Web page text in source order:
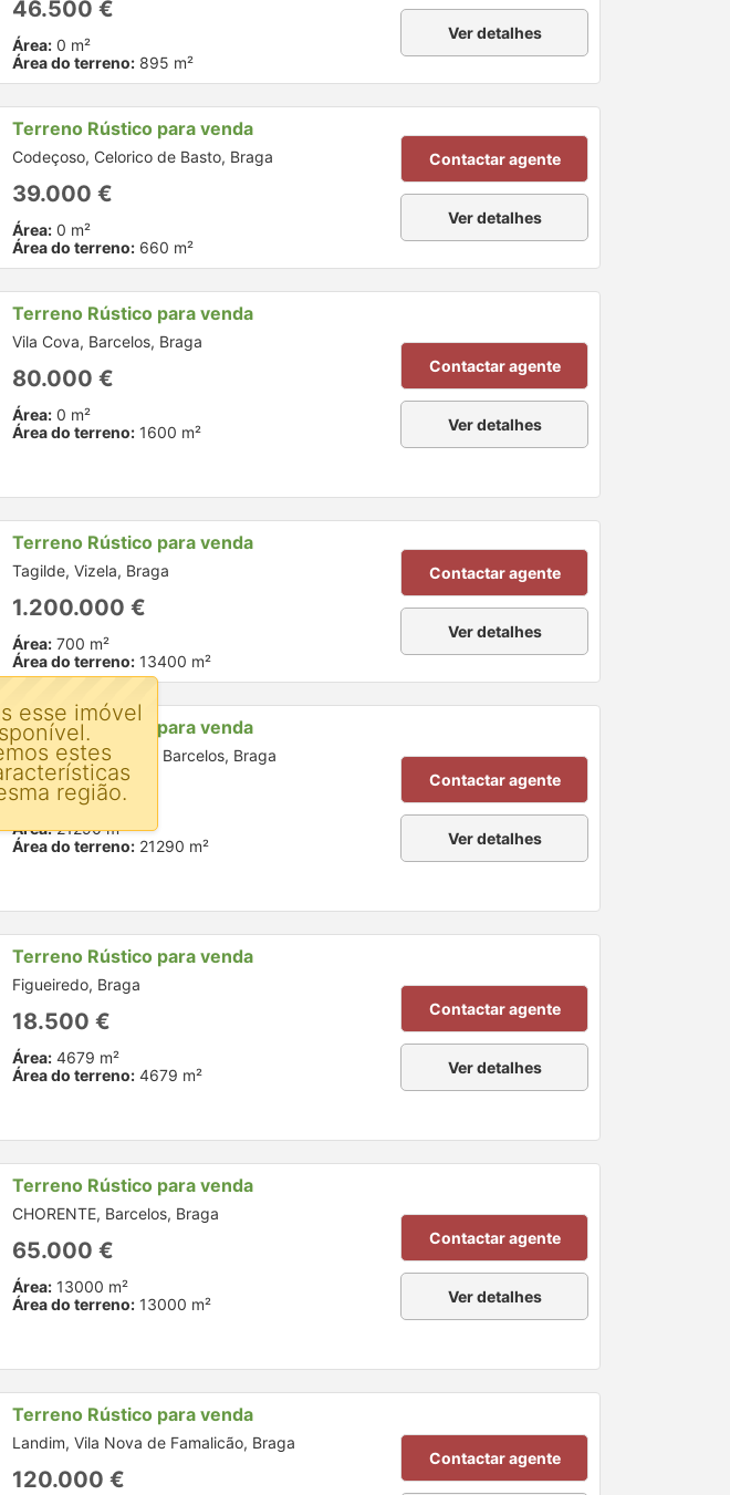
46.500 €
Área: 0 m²
Área do terreno: 895 m²
Ver detalhes
Terreno Rústico para venda
Codeçoso, Celorico de Basto, Braga
39.000 €
Área: 0 m²
Área do terreno: 660 m²
Contactar agente
Ver detalhes
Terreno Rústico para venda
Vila Cova, Barcelos, Braga
80.000 €
Área: 0 m²
Área do terreno: 1600 m²
Contactar agente
Ver detalhes
Terreno Rústico para venda
Tagilde, Vizela, Braga
1.200.000 €
Área: 700 m²
Área do terreno: 13400 m²
Contactar agente
Ver detalhes
Terreno Rústico para venda
Silveiros e Rio Covo, Barcelos, Braga
95.000 €
Área:21290 m²
Área do terreno: 21290 m²
Contactar agente
Ver detalhes
Terreno Rústico para venda
Figueiredo, Braga
18.500 €
Área: 4679 m²
Área do terreno: 4679 m²
Contactar agente
Ver detalhes
Terreno Rústico para venda
CHORENTE, Barcelos, Braga
65.000 €
Área: 13000 m²
Área do terreno: 13000 m²
Contactar agente
Ver detalhes
Terreno Rústico para venda
Landim, Vila Nova de Famalicão, Braga
120.000 €
Contactar agente
esse imóvel
estes
região.